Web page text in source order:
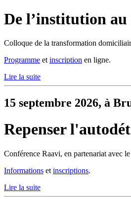
De l’institution
Colloque de la transformation
Programme et inscription en ligne.
Lire la suite
15 septembre 2026, à
Repenser
Conférence Raavi, en partenariat avec
Informations et inscriptions.
Lire la suite